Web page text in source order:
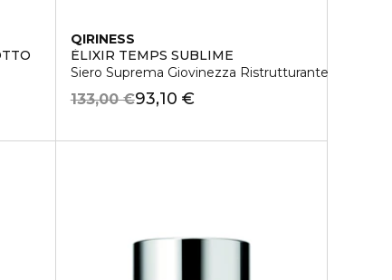
QIRINESS
ÈLIXIR TEMPS SUBLIME
Siero Suprema Giovinezza Ristrutturante
93,10 €
133,00 €